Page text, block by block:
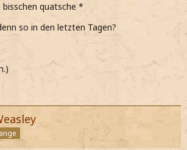
quatsche *
so in den letzten Tagen?